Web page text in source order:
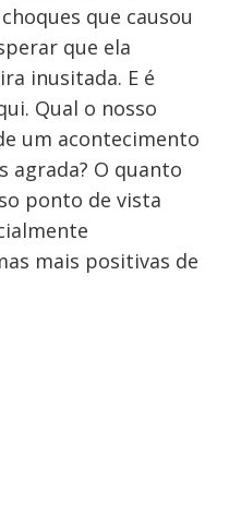
que causou
que ela
inusitada. E é
Qual o nosso
um acontecimento
agrada? O quanto
ponto de vista
mais positivas de